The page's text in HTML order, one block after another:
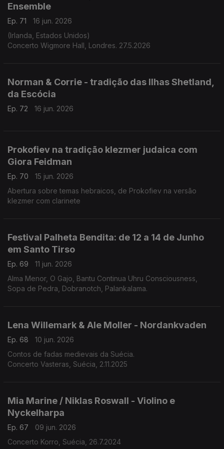
Ensemble
Ep. 71
16 jun. 2026
(Irlanda, Estados Unidos)
Concerto Wigmore Hall, Londres. 27.5.2026
Norman & Corrie - tradição das Ilhas Shetland,
da Escócia
Ep. 72 16 jun. 2026
Prokofiev na tradição klezmer judaica com
Giora Feidman
Ep. 70
15 jun. 2026
Abertura sobre temas hebraicos, de Prokofiev na versão
klezmer com clarinete
Festival Palheta Bendita: de 12 a 14 de Junho
em Santo Tirso
Ep. 69
11 jun. 2026
Alma Menor, O Gajo, Bantu Continua Uhru Consciousness,
Sopa de Pedra, Dobranotch, Palankalama.
Lena Willemark & Ale Moller - Nordankvaden
Ep. 68
10 jun. 2026
Contos de fadas medievais da Suécia.
Concerto Vasteras, Suécia, 2.11.2025
Mia Marine / Niklas Roswall - Violino e
Nyckelharpa
Ep. 67
09 jun. 2026
Concerto Korro, Suécia, 26.7.2024